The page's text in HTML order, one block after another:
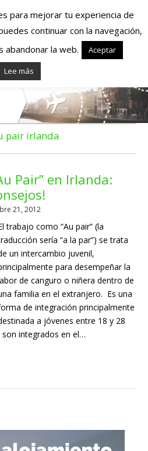
en
Vivir en
Trabajo
–
en
estudian y trabajan en
pair irlanda
Pair” en Irlanda:
21, 2012
trabajo como “Au pair” (la
sería “a la par”) se trata
un intercambio juvenil,
para desempeñar la
de canguro o niñera dentro de
familia en el extranjero. Es una
de integración principalmente
a jóvenes entre 18 y 28
integrados en el…
para mejorar tu experiencia de
continuar con la navegación,
abandonar la web.
Aceptar
Lee más